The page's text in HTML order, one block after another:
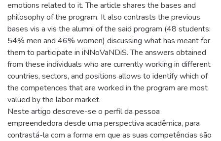
emotions related to it. The article shares the bases and
philosophy of the program. It also contrasts the previous
bases vis a vis the alumni of the said program (48 students:
54% men and 46% women) discussing what has meant for
them to participate in iNNoVaNDiS. The answers obtained
from these individuals who are currently working in different
countries, sectors, and positions allows to identify which of
the competences that are worked in the program are most
valued by the labor market.
Neste artigo descreve-se o perfil da pessoa
empreendedora desde uma perspectiva acadêmica, para
contrastá-la com a forma em que as suas competências são